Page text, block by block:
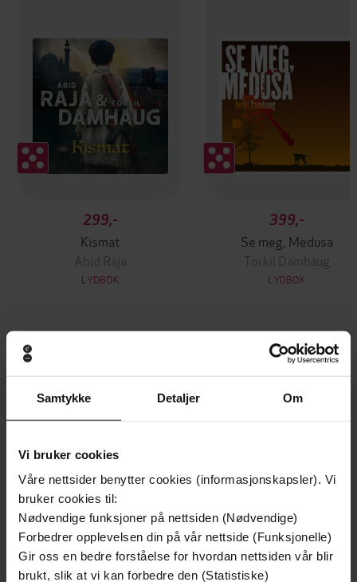
Samtykke Detaljer Om
Vi bruker cookies
Våre nettsider benytter cookies (informasjonskapsler). Vi
bruker cookies til:
Nødvendige funksjoner på nettsiden (Nødvendige)
Forbedrer opplevelsen din på vår nettside (Funksjonelle)
Gir oss en bedre forståelse for hvordan nettsiden vår blir
brukt, slik at vi kan forbedre den (Statistiske)
299,-
Kismat
Abid Raja
LYDBOK
399,-
Se meg, Medusa
Torkil Damhaug
LYDBOK
Andre har også kjøpt
Premium